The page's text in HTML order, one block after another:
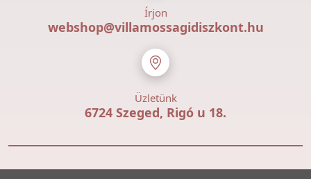
Írjon
webshop@villamossagidiszkont.hu
Üzletünk
6724 Szeged, Rigó u 18.